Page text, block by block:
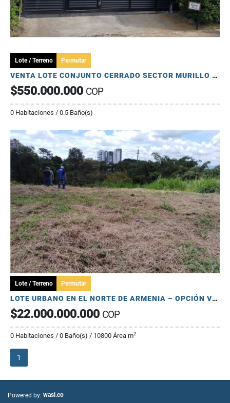
Lote / Terreno Permutar
VENTA LOTE CONJUNTO CERRADO SECTOR MURILLO ARMENIA QUINDIO
$550.000.000 COP
0 Habitaciones / 0.5 Baño(s)
Lote / Terreno Permutar
LOTE URBANO EN EL NORTE DE ARMENIA – OPCIÓN VENTA O PERMUTA
$22.000.000.000 COP
0 Habitaciones / 0 Baño(s) / 10800 Área m2
1
Powered by: wasi.co